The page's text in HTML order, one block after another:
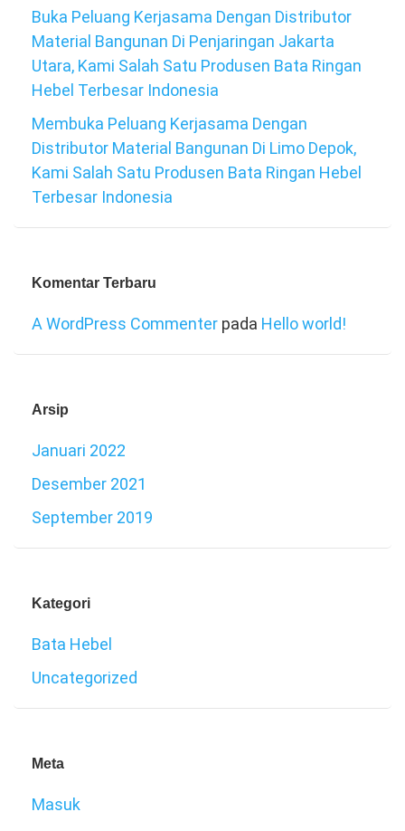
Buka Peluang Kerjasama Dengan Distributor
Material Bangunan Di Penjaringan Jakarta
Utara, Kami Salah Satu Produsen Bata Ringan
Hebel Terbesar Indonesia
Membuka Peluang Kerjasama Dengan
Distributor Material Bangunan Di Limo Depok,
Kami Salah Satu Produsen Bata Ringan Hebel
Terbesar Indonesia
Komentar Terbaru
A WordPress Commenter pada Hello world!
Arsip
Januari 2022
Desember 2021
September 2019
Kategori
Bata Hebel
Uncategorized
Meta
Masuk